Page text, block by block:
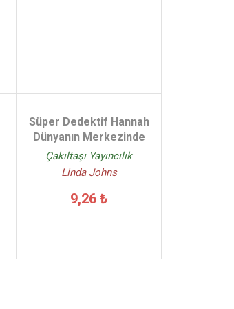
Süper Dedektif Hannah
Dünyanın Merkezinde
Çakıltaşı Yayıncılık
Linda Johns
9,26 ₺